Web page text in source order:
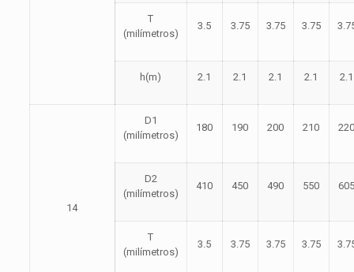
T
(milímetros)
3.5 3.75 3.75 3.75
h(m) 2.1 2.1 2.1 2.1 2.1
14
D1
(milímetros)
180 190 200 210
D2
(milímetros)
410 450 490 550
T
(milímetros)
3.5 3.75 3.75 3.75